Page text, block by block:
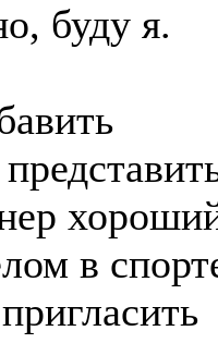
буду я.
в